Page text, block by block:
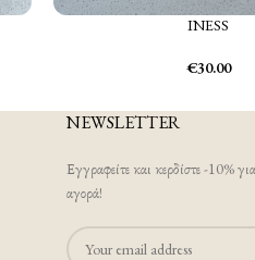
INESS
€30.00
NEWSLETTER
Εγγραφείτε και κερδίστε -10%
αγορά!